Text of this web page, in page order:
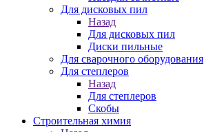
Для дисковых пил
Назад
Для дисковых пил
Диски пильные
Для сварочного оборудования
Для степлеров
Назад
Для степлеров
Скобы
Строительная химия